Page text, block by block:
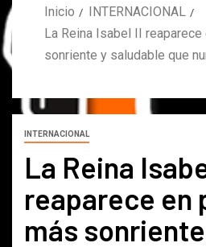
Inicio
INTERNACIONAL
La Reina Isabel II
sonriente y saludable que
INTERNACIONAL
La Reina
reaparece en
más